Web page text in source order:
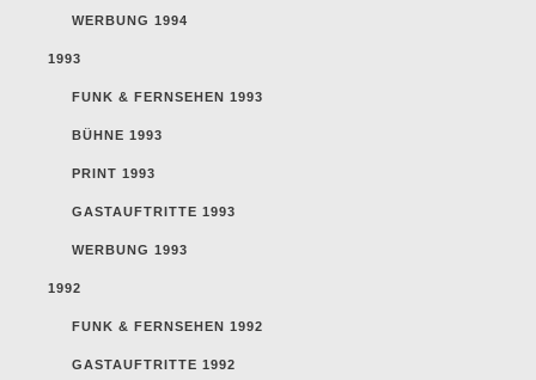
WERBUNG 1994
1993
FUNK & FERNSEHEN 1993
BÜHNE 1993
PRINT 1993
GASTAUFTRITTE 1993
WERBUNG 1993
1992
FUNK & FERNSEHEN 1992
GASTAUFTRITTE 1992